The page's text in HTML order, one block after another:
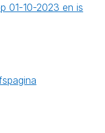
01-10-2023 en is